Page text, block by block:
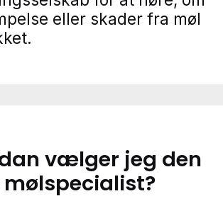
eller skader fra møl
vælger jeg den